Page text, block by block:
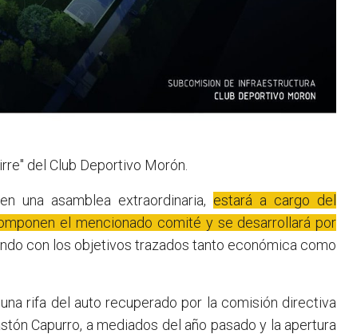
del Club Deportivo Morón.
una asamblea extraordinaria, estará a cargo del
el mencionado comité y se desarrollará por
con los objetivos trazados tanto económica como
rifa del auto recuperado por la comisión directiva
Capurro, a mediados del año pasado y la apertura